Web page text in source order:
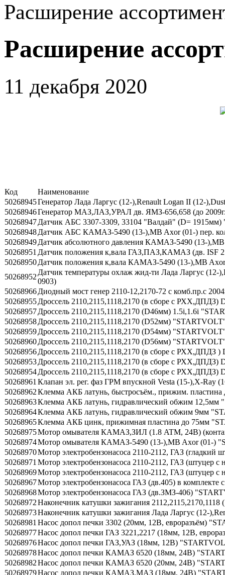
Расширение
Расширение
11 декабря 2020
Код
Наименование
50268945Генератор Лада Ларгус (12-),Renault Logan II (12-
50268946Генератор МАЗ,ЛАЗ,УРАЛ дв. ЯМЗ-656,658 (до
50268947Датчик AБС 3307-3309, 33104 "Валдай" (D=
50268948Датчик AБС КАМАЗ-5490 (13-),MB Axor (01-) пер.
50268949Датчик абсолютного давления КАМАЗ-5490 (13-
50268951 Датчик положения к,вала ГАЗ,ПАЗ,КАМАЗ (дв. ISF
50268950Датчик положения к,вала КАМАЗ-5490 (13-),MB
50268952
Датчик температуры охлаж жид-ти Лада Ларгус
0903)
50268966Диодный мост генер 2110-12,2170-72 с комб.пр.с
50268955Дроссель 2110,2115,1118,2170 (в сборе c
50268957Дроссель 2110,2115,1118,2170 (D46мм) 1.5i,1.6i
50268958Дроссель 2110,2115,1118,2170 (D52мм)
50268959Дроссель 2110,2115,1118,2170 (D54мм)
50268960Дроссель 2110,2115,1118,2170 (D56мм)
50268956Дроссель 2110,2115,1118,2170 (в сборе c РХХ,ДПДЗ
50268953Дроссель 2110,2115,1118,2170 (в сборе c
50268954Дроссель 2110,2115,1118,2170 (в сборе c
50268961 Клапан эл. рег. фаз ГРМ впускной Vesta (15-),X-Ray
50268962Клемма АКБ латунь, быстросъём., прижим.
50268963Клемма АКБ латунь, гидравлический обжим 12,5мм
50268964Клемма АКБ латунь, гидравлический обжим 9мм
50268965Клемма АКБ цинк, прижимная пластина до 75мм
50268975Мотор омывателя КАМАЗ,ЗИЛ (1.8 ATM, 24В)
50268974Мотор омывателя КАМАЗ-5490 (13-),MB Axor (01-)
50268970Мотор электробензонасоса 2110-2112, ГАЗ
50268971 Мотор электробензонасоса 2110-2112, ГАЗ (штуцер
50268969Мотор электробензонасоса 2110-2112, ГАЗ (штуцер
50268967Мотор электробензонасоса ГАЗ (дв.405) в
50268968Мотор электробензонасоса ГАЗ (дв.ЗМЗ-406)
50268972Наконечник катушки зажигания
50268973Наконечник катушки зажигания Лада Ларгус (12-
50268981 Насос допол печки 3302 (20мм, 12В, евроразъём)
50268977Насос допол печки ГАЗ 3221,2217 (18мм, 12В,
50268976Насос допол печки ГАЗ,УАЗ (18мм, 12В)
50268978Насос допол печки КАМАЗ 6520 (18мм, 24В)
50268982Насос допол печки КАМАЗ 6520 (20мм, 24В)
50268979Насос допол печки КАМАЗ,МАЗ (18мм, 24В)